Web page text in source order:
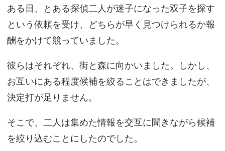
ある日、とある探偵二人が迷子になった双子を探す
という依頼を受け、どちらが早く見つけられるか報
酬をかけて競っていました。
彼らはそれぞれ、街と森に向かいました。しかし、
お互いにある程度候補を絞ることはできましたが、
決定打が足りません。
そこで、二人は集めた情報を交互に聞きながら候補
を絞り込むことにしたのでした。